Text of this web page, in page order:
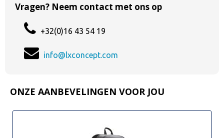
Vragen? Neem contact met ons op
+32(0)16 43 54 19
info@lxconcept.com
ONZE AANBEVELINGEN VOOR JOU